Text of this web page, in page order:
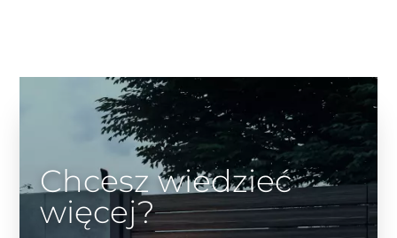
Chcesz wiedzieć
więcej?